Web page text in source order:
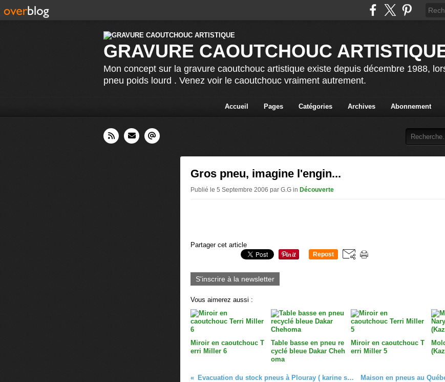
GRAVURE CAOUTCHOUC
Mon concept sur la gravure caoutchouc artistique existe depuis décembre 1988,
pneu poids lourd . Venez voir le caoutchouc vraiment autrement.
Accueil Pages Catégories Archives Abonnement
Gros pneu, imagine l'engin...
Publié le 5 Septembre 2006 par G.G in Découverte
Partager cet article
Repost
S'inscrire à la newsletter
Vous aimerez aussi :
Miroir en caoutchouc T
erri Miller 6
Table basse en pneu re
cyclé bleue Dakar Cheh
oma
Miroir en caoutchouc T
erri Miller 5
Evacuation du stock pneus à Plouray ( karine solère Aliapur ) Vidéo n°8